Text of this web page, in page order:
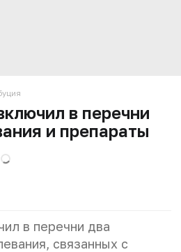
в перечни
и препараты
в перечни два
связанных с